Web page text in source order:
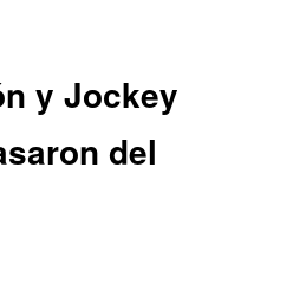
y Jockey
del